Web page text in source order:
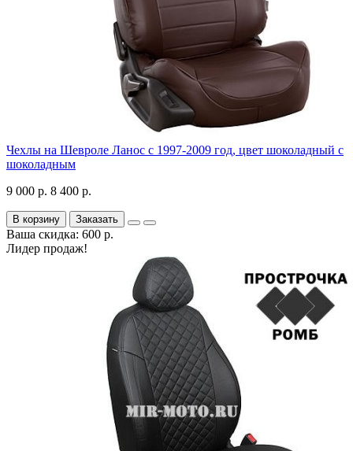
Чехлы на Шевроле Ланос с 1997-2009 год, цвет шоколадный с
шоколадным
9 000 р. 8 400 р.
В корзину Заказать
Ваша скидка: 600 р.
Лидер продаж!